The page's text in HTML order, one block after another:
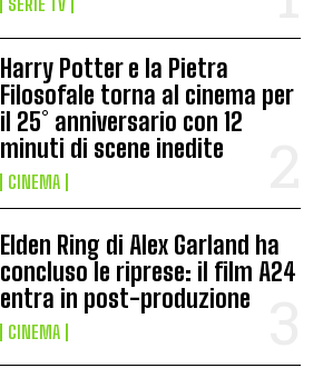
SERIE TV
Harry Potter e la Pietra
Filosofale torna al cinema per
il 25° anniversario con 12
minuti di scene inedite
CINEMA
Elden Ring di Alex Garland ha
concluso le riprese: il film A24
entra in post-produzione
CINEMA